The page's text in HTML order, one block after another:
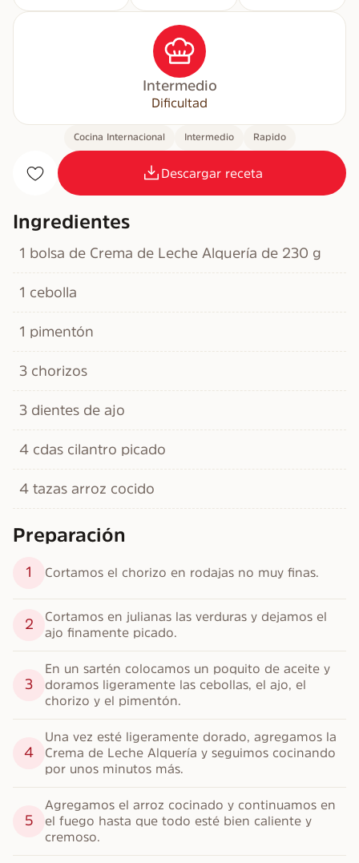
Dificultad
Intermedio
Cocina Internacional Intermedio Rapido
Descargar receta
Ingredientes
1 bolsa de Crema de Leche Alquería de 230 g
1 cebolla
1 pimentón
3 chorizos
3 dientes de ajo
4 cdas cilantro picado
4 tazas arroz cocido
Preparación
1 Cortamos el chorizo en rodajas no muy finas.
2
Cortamos en julianas las verduras y dejamos el
ajo finamente picado.
3
En un sartén colocamos un poquito de aceite y
doramos ligeramente las cebollas, el ajo, el
chorizo y el pimentón.
4
Una vez esté ligeramente dorado, agregamos la
Crema de Leche Alquería y seguimos cocinando
por unos minutos más.
5
Agregamos el arroz cocinado y continuamos en
el fuego hasta que todo esté bien caliente y
cremoso.